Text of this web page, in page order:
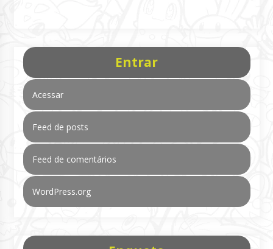
Entrar
Acessar
Feed de posts
Feed de comentários
WordPress.org